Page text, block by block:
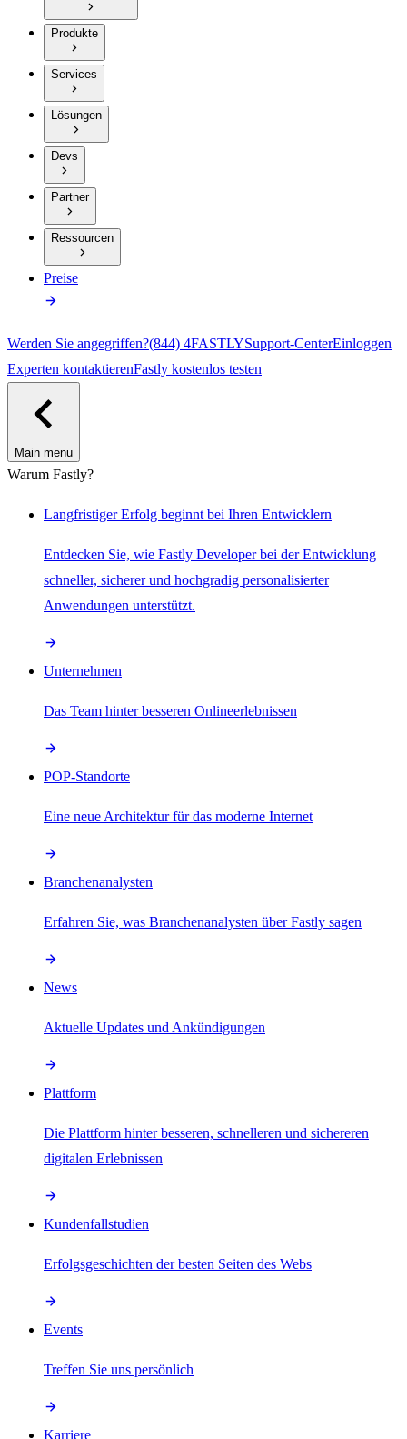
Produkte
Services
Lösungen
Devs
Partner
Ressourcen
Preise
Werden Sie angegriffen?(844) 4FASTLYSupport-CenterEinloggen
Experten kontaktierenFastly kostenlos testen
Main menu
Warum Fastly?
Langfristiger Erfolg beginnt bei Ihren Entwicklern
Entdecken Sie, wie Fastly Developer bei der Entwicklung
schneller, sicherer und hochgradig personalisierter
Anwendungen unterstützt.
Unternehmen
Das Team hinter besseren Onlineerlebnissen
POP-Standorte
Eine neue Architektur für das moderne Internet
Branchenanalysten
Erfahren Sie, was Branchenanalysten über Fastly sagen
News
Aktuelle Updates und Ankündigungen
Plattform
Die Plattform hinter besseren, schnelleren und sichereren
digitalen Erlebnissen
Kundenfallstudien
Erfolgsgeschichten der besten Seiten des Webs
Events
Treffen Sie uns persönlich
Karriere